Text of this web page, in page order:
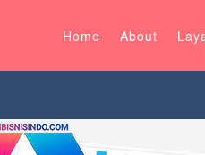
Home About